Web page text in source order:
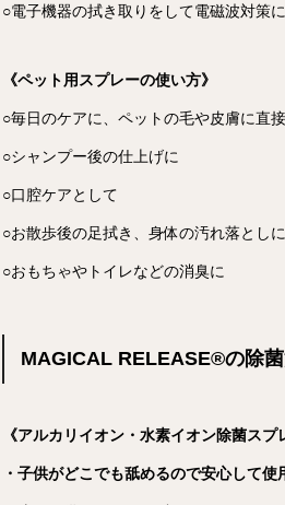
○電子機器の拭き取りをして電磁波対策に
《ペット用スプレーの使い方》
○毎日のケアに、ペットの毛や皮膚に直
○シャンプー後の仕上げに
○口腔ケアとして
○お散歩後の足拭き、身体の汚れ落としに
○おもちゃやトイレなどの消臭に
MAGICAL RELEASE®︎の除
《アルカリイオン・水素イオン除菌スプ
・子供がどこでも舐めるので安心して使